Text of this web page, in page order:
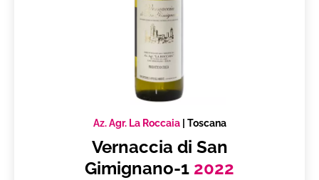
Az. Agr. La Roccaia| Toscana
Vernaccia di San
Gimignano-1 2022